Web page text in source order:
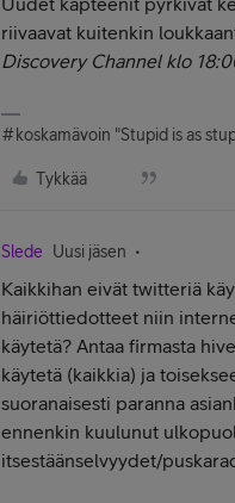
riivaavat kuitenkin
Discovery Channel klo
#koskamävoin "Stupid is as
Tykkää
Slede Uusi jäsen
Kaikkihan eivät twitteriä
häiriöttiedotteet niin
käytetä? Antaa firmasta
käytetä (kaikkia) ja
suoranaisesti paranna
ennenkin kuulunut
itsestäänselvyydet/